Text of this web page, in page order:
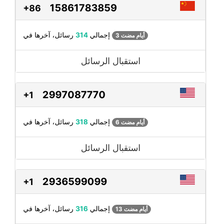
+86 15861783859
إجمالي 314 3 أيام مضت
استقبال الرسائل
+1 2997087770
إجمالي 318 6 أيام مضت
استقبال الرسائل
+1 2936599099
إجمالي 316 13 أيام مضت